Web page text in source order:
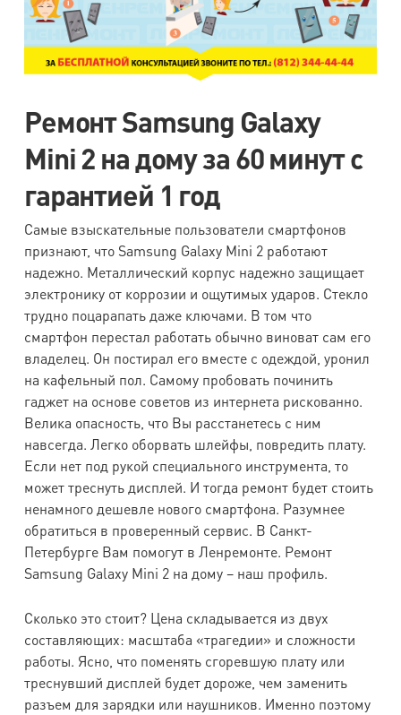
Samsung
S3 i9300
6500 1500
Samsung
i9260
Samsung
Galaxy
i9250
6500 6500
Samsung
Galaxy
i9200
7500 1500 1500
Samsung
Galaxy
i9190 S4
mini
6000 6000 1500 1500
Samsung
Galaxy
i9192
6000 6000 1500 1500
Samsung
Galaxy
i9195
6000 6000 1500
Samsung
Galaxy
i9152
6500 6500 1500 1500
Ремонт Samsung Galaxy
Mini 2 на дому за 60 минут с
гарантией 1 год
Самые взыскательные пользователи смартфонов
признают, что Samsung Galaxy Mini 2 работают
надежно. Металлический корпус надежно защищает
электронику от коррозии и ощутимых ударов. Стекло
трудно поцарапать даже ключами. В том что
смартфон перестал работать обычно виноват сам его
владелец. Он постирал его вместе с одеждой, уронил
на кафельный пол. Самому пробовать починить
гаджет на основе советов из интернета рискованно.
Велика опасность, что Вы расстанетесь с ним
навсегда. Легко оборвать шлейфы, повредить плату.
Если нет под рукой специального инструмента, то
может треснуть дисплей. И тогда ремонт будет стоить
ненамного дешевле нового смартфона. Разумнее
обратиться в проверенный сервис. В Санкт-
Петербурге Вам помогут в Ленремонте. Ремонт
Samsung Galaxy Mini 2 на дому – наш профиль.
Сколько это стоит? Цена складывается из двух
составляющих: масштаба «трагедии» и сложности
работы. Ясно, что поменять сгоревшую плату или
треснувший дисплей будет дороже, чем заменить
разъем для зарядки или наушников. Именно поэтому